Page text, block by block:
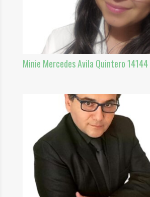
Minie Mercedes Avila Quintero 14144